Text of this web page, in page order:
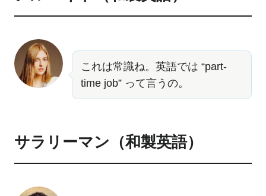
これは常識ね。英語では “part-
time job” って言うの。
サラリーマン（和製英語）